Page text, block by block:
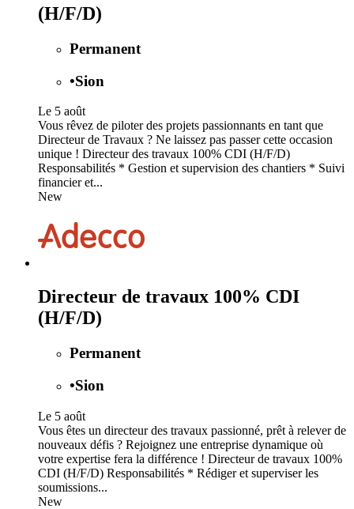
(H/F/D)
Permanent
•Sion
Le 5 août
Vous rêvez de piloter des projets passionnants en tant que
Directeur de Travaux ? Ne laissez pas passer cette occasion
unique ! Directeur des travaux 100% CDI (H/F/D)
Responsabilités * Gestion et supervision des chantiers * Suivi
financier et...
New
Directeur de travaux 100% CDI
(H/F/D)
Permanent
•Sion
Le 5 août
Vous êtes un directeur des travaux passionné, prêt à relever de
nouveaux défis ? Rejoignez une entreprise dynamique où
votre expertise fera la différence ! Directeur de travaux 100%
CDI (H/F/D) Responsabilités * Rédiger et superviser les
soumissions...
New